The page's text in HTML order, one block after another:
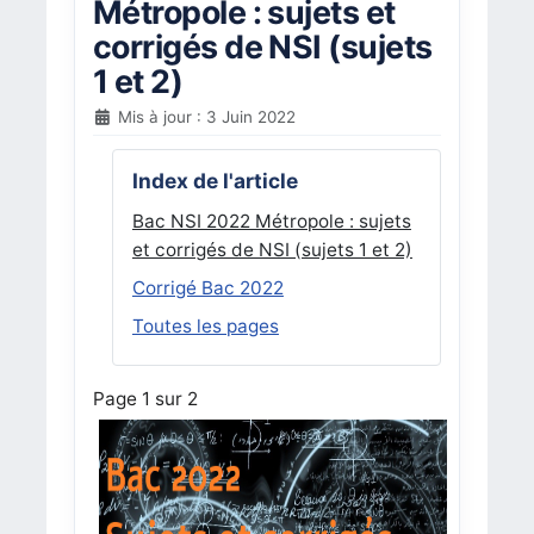
Métropole : sujets et
corrigés de NSI (sujets
1 et 2)
Mis à jour : 3 Juin 2022
Index de l'article
Bac NSI 2022 Métropole : sujets
et corrigés de NSI (sujets 1 et 2)
Corrigé Bac 2022
Toutes les pages
Page 1 sur 2